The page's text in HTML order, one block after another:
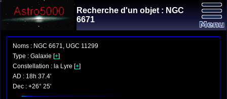
Recherche d'un objet : NGC
6671
Noms : NGC 6671, UGC 11299
Type : Galaxie [+]
Constellation : la Lyre [+]
AD : 18h 37.4'
Dec : +26° 25'